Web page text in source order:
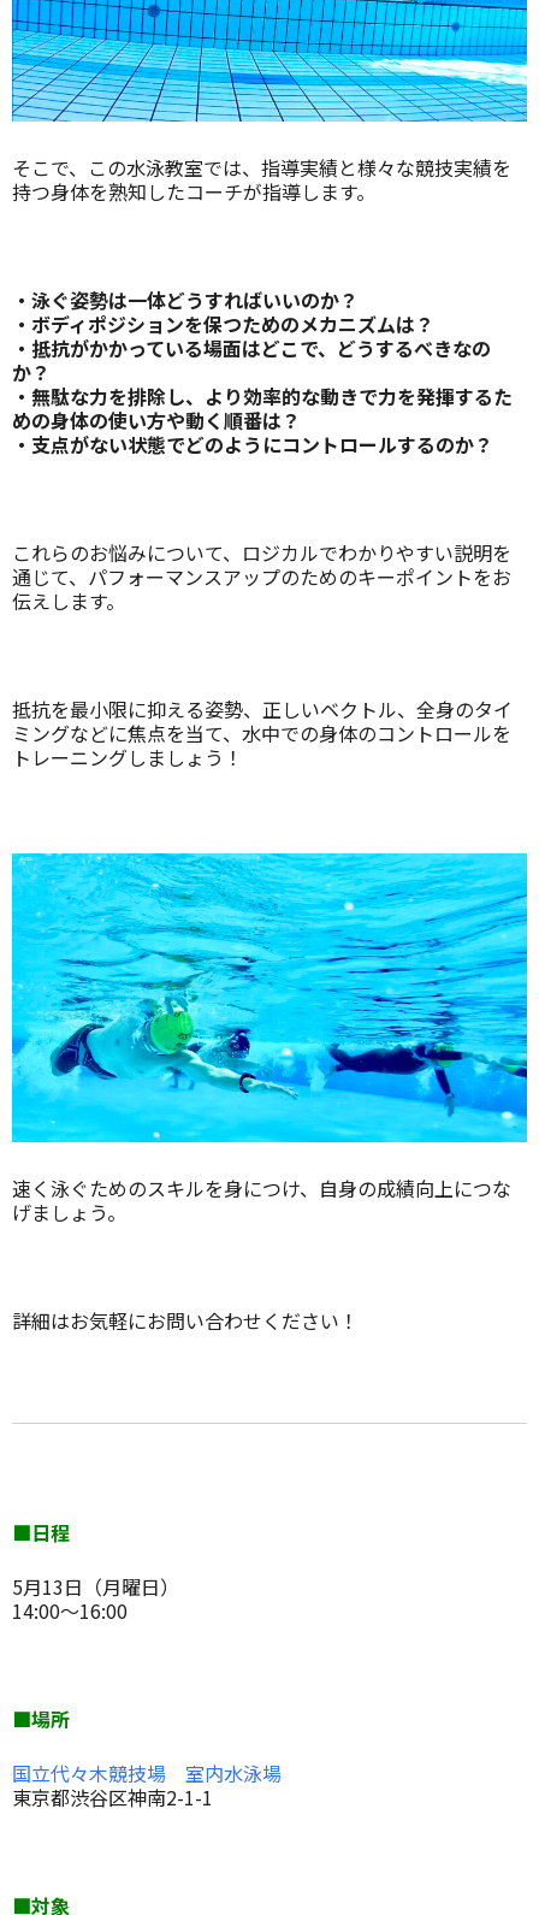
そこで、この水泳教室では、指導実績と様々な競技実績を
持つ身体を熟知したコーチが指導します。
・泳ぐ姿勢は一体どうすればいいのか？
・ボディポジションを保つためのメカニズムは？
・抵抗がかかっている場面はどこで、どうするべきなの
か？
・無駄な力を排除し、より効率的な動きで力を発揮するた
めの身体の使い方や動く順番は？
・支点がない状態でどのようにコントロールするのか？
これらのお悩みについて、ロジカルでわかりやすい説明を
通じて、パフォーマンスアップのためのキーポイントをお
伝えします。
抵抗を最小限に抑える姿勢、正しいベクトル、全身のタイ
ミングなどに焦点を当て、水中での身体のコントロールを
トレーニングしましょう！
速く泳ぐためのスキルを身につけ、自身の成績向上につな
げましょう。
詳細はお気軽にお問い合わせください！
■日程
5月13日（月曜日）
14:00～16:00
■場所
国立代々木競技場 室内水泳場
東京都渋谷区神南2-1-1
■対象